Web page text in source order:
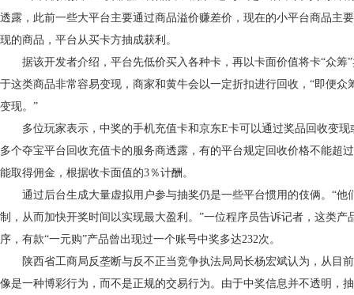
透露，此前一些大平台主要通过商品溢价赚差价，现在的小平台商品主
现的商品，平台从买卡方抽成获利。
据该开发者介绍，平台先低价买入各种卡，再以卡面价值将卡“众筹”
于这类商品非常容易变现，商家和黄牛会以一定折扣进行回收，“即便众
变现。”
多位玩家表示，中奖的手机充值卡和京东E卡可以通过奖品回收变现
多个夺宝平台回收充值卡的服务商透露，有的平台规定回收价格不能超
能取得佣金，根据收卡面值的3％计酬。
通过后台生成大量虚拟用户参与抽奖仍是一些平台惯用的伎俩。“他
制，从而加快开奖时间以实现最大盈利。”一位程序员告诉记者，这类产
序，有款“一元购”产品曾出现过一个账号中奖多达232次。
陕西省工商局反垄断与反不正当竞争执法局局长杨宏斌认为，从目前
像是一种博彩行为，而不是正规的交易行为。由于中奖信息并不透明，